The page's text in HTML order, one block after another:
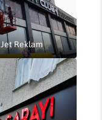
Jet Reklam